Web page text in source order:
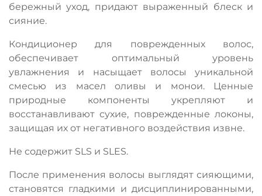
бережный уход, придают выраженный блеск и
сияние.
Кондиционер для поврежденных волос,
обеспечивает оптимальный уровень
увлажнения и насыщает волосы уникальной
смесью из масел оливы и монои. Ценные
природные компоненты укрепляют и
восстанавливают сухие, поврежденные локоны,
защищая их от негативного воздействия извне.
Не содержит SLS и SLES.
После применения волосы выглядят сияющими,
становятся гладкими и дисциплинированными,